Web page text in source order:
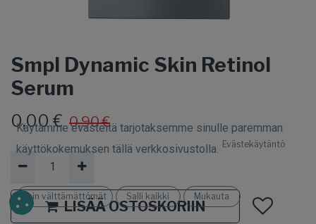
Smpl Dynamic Skin Retinol
Serum
0,00€ 0,90€
LISÄÄ OSTOSKORIIN
Käytämme evästeitä tarjotaksemme sinulle paremman
käyttökokemuksen tällä verkkosivustolla. Evästekäytäntö
Vain välttämättömät Salli kaikki Mukauta